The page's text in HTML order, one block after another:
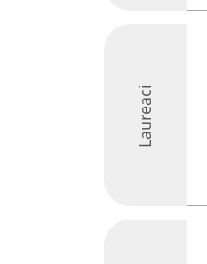
Laureaci